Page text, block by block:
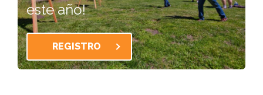
este año!
REGISTRO